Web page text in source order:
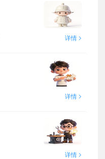
详情 >
详情 >
详情 >